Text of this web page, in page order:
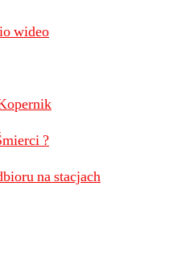
wideo
?
na stacjach